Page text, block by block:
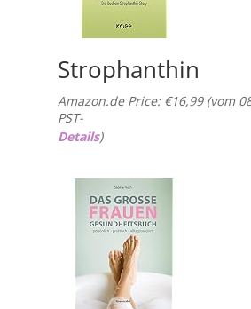
Strophanthin
Amazon.de Price: €16,99(vom
PST-
Details)